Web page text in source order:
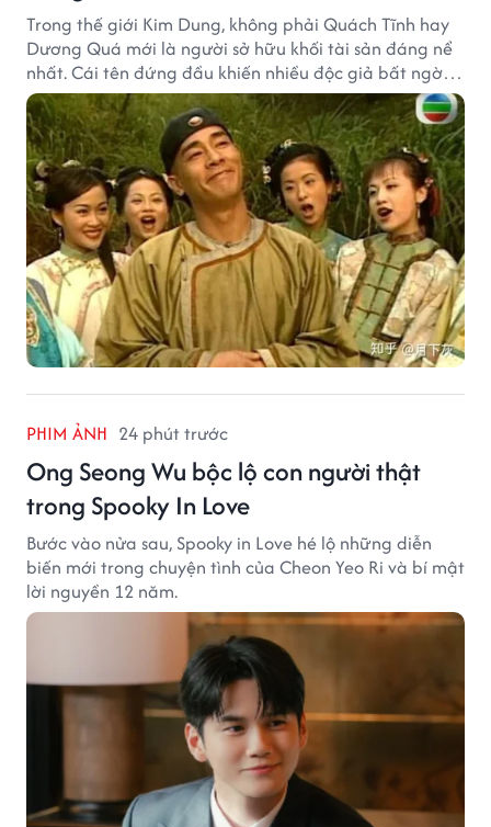
Trong thế giới Kim Dung, không phải Quách Tĩnh hay
Dương Quá mới là người sở hữu khối tài sản đáng nể
nhất. Cái tên đứng đầu khiến nhiều độc giả bất ngờ
bởi xuất thân của nhân vật này hoàn toàn không
giống một đại hiệp.
PHIM ẢNH 24 phút trước
Ong Seong Wu bộc lộ con người thật
trong Spooky In Love
Bước vào nửa sau, Spooky in Love hé lộ những diễn
biến mới trong chuyện tình của Cheon Yeo Ri và bí mật
lời nguyền 12 năm.